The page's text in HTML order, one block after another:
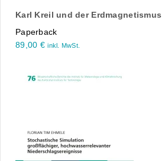
Karl Kreil und der Erdmagnetismus
Paperback
89,00 € inkl. MwSt.